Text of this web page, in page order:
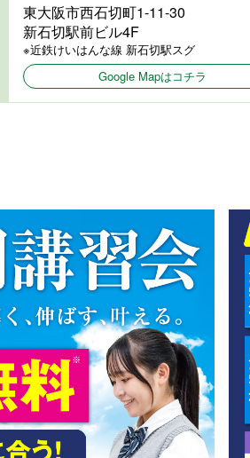
東大阪市西石切町1-11-30
新石切駅前ビル4F
※近鉄けいはんな線 新石切駅スグ
Google Mapはコチラ